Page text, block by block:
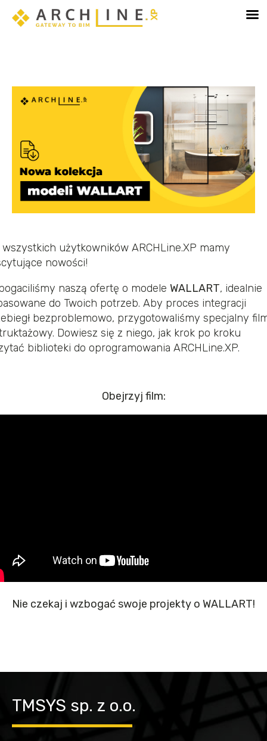
Poznaj Sketch Mode - tryb dedykowany
wszystkich użytkowników ARCHLine.XP mamy
nowości!
naszą ofertę o modele WALLART, idealnie
do Twoich potrzeb. Aby proces integracji
bezproblemowo, przygotowaliśmy specjalny
Dowiesz się z niego, jak krok po kroku
biblioteki do oprogramowania ARCHLine.XP.
Obejrzyj film:
Nie czekaj i wzbogać swoje projekty o WALLART!
TMSYS sp. z o.o.